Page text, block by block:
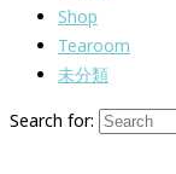
Shop
Tearoom
未分類
Search for: